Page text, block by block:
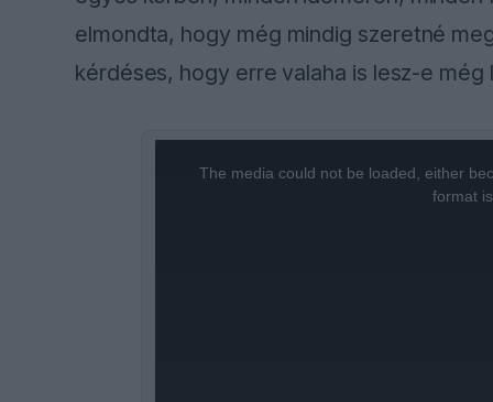
elmondta, hogy még mindig szeretné
kérdéses, hogy erre valaha is lesz-e
The media could not be loaded, either
format